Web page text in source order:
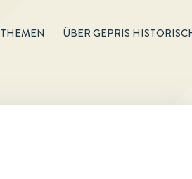
THEMEN ÜBER GEPRIS